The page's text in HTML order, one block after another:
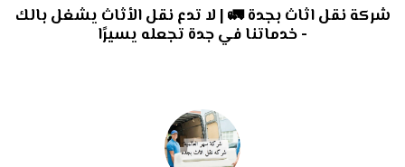
شركة نقل اثاث بجدة 🚛 | لا تدع نقل الأثاث يشغل بالك
- خدماتنا في جدة تجعله يسيرًا